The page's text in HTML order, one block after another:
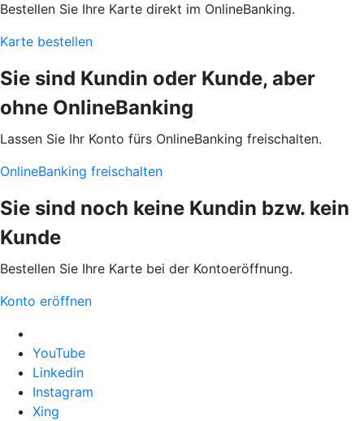
Bestellen Sie Ihre Karte direkt im OnlineBanking.
Karte bestellen
Sie sind Kundin oder Kunde, aber
ohne OnlineBanking
Lassen Sie Ihr Konto fürs OnlineBanking freischalten.
OnlineBanking freischalten
Sie sind noch keine Kundin bzw. kein
Kunde
Bestellen Sie Ihre Karte bei der Kontoeröffnung.
Konto eröffnen
YouTube
Linkedin
Instagram
Xing